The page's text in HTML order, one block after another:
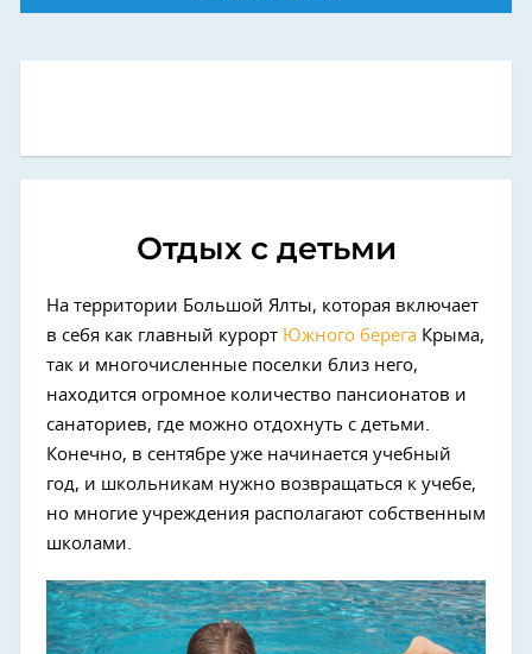
Отдых с детьми
На территории Большой Ялты, которая включает
в себя как главный курорт Южного берега Крыма,
так и многочисленные поселки близ него,
находится огромное количество пансионатов и
санаториев, где можно отдохнуть с детьми.
Конечно, в сентябре уже начинается учебный
год, и школьникам нужно возвращаться к учебе,
но многие учреждения располагают собственным
школами.